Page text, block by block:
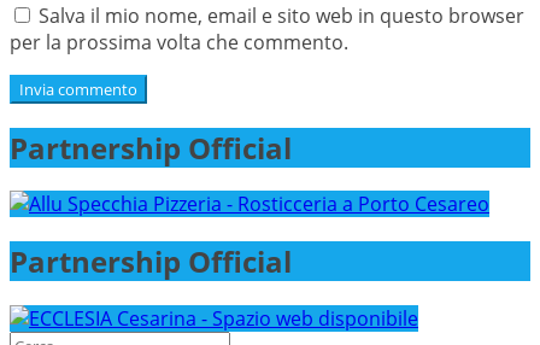
Salva il mio nome, email e sito web in questo browser
per la prossima volta che commento.
Partnership Official
Partnership Official